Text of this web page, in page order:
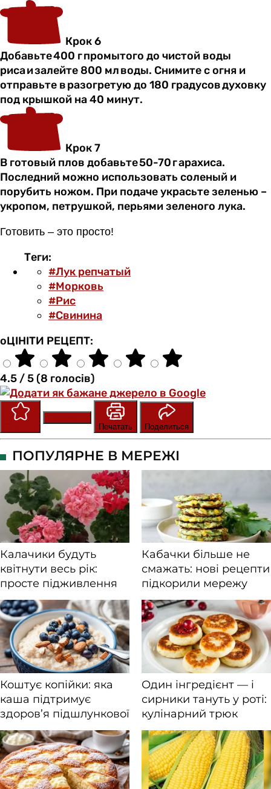
Крок 6
Добавьте 400 г промытого до чистой воды
риса и залейте 800 мл воды. Снимите с огня и
отправьте в разогретую до 180 градусов духовку
под крышкой на 40 минут.
Крок 7
В готовый плов добавьте 50-70 г арахиса.
Последний можно использовать соленый и
порубить ножом. При подаче украсьте зеленью –
укропом, петрушкой, перьями зеленого лука.
Готовить – это просто!
Теги:
#Лук репчатый
#Морковь
#Рис
#Свинина
оЦІНІТИ РЕЦЕПТ:
4.5 / 5 (8 голосів)
Печатать
Поделиться